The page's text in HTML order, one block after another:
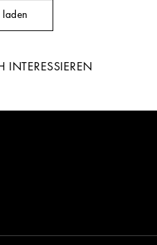
laden